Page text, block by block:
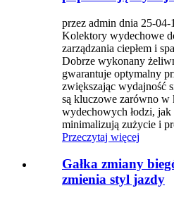
przez admin dnia 25-04-
Kolektory wydechowe
zarządzania ciepłem i
Dobrze wykonany
gwarantuje optymalny
zwiększając wydajność
są kluczowe zarówno w
wydechowych łodzi,
minimalizują zużycie i
Przeczytaj więcej
Gałka zmiany
zmienia styl jazdy